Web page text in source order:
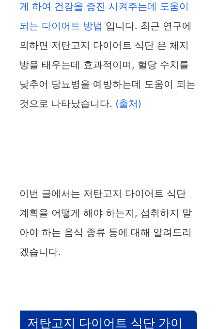
게 하여 건강을 증진 시켜주는데 도움이
되는 다이어트 방법 입니다. 최근 연구에
의하면 저탄고지 다이어트 식단 은 체지
방을 태우는데 효과적이며, 혈당 수치를
낮추어 당뇨병을 예방하는데 도움이 되는
것으로 나타났습니다. (출처)
이번 글에서는 저탄고지 다이어트 식단
계획을 어떻게 해야 하는지, 섭취하지 말
아야 하는 음식 종류 등에 대해 알려드리
겠습니다.
저탄고지 다이어트 식단 가이